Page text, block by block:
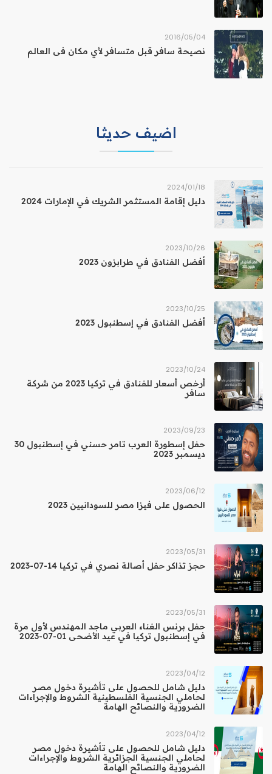
04‏/05‏/2016
نصيحة سافر قبل متسافر لأي مكان فى العالم
اضيف حديثا
18‏/01‏/2024
دليل إقامة المستثمر الشريك في الإمارات 2024
26‏/10‏/2023
أفضل الفنادق في طرابزون 2023
25‏/10‏/2023
أفضل الفنادق في إسطنبول 2023
24‏/10‏/2023
أرخص أسعار للفنادق في تركيا 2023 من شركة
سافر
23‏/09‏/2023
حفل إسطورة العرب تامر حسني في إسطنبول 30
ديسمبر 2023
12‏/06‏/2023
الحصول على فيزا مصر للسودانيين 2023
31‏/05‏/2023
حجز تذاكر حفل أصالة نصري في تركيا 14-07-2023
31‏/05‏/2023
حفل برنس الغناء العربي ماجد المهندس لأول مرة
في إسطنبول تركيا في عيد الأضحى 01-07-2023
12‏/04‏/2023
دليل شامل للحصول على تأشيرة دخول مصر
لحاملي الجنسية الفلسطينية الشروط والإجراءات
الضرورية والنصائح الهامة
12‏/04‏/2023
دليل شامل للحصول على تأشيرة دخول مصر
لحاملي الجنسية الجزائرية الشروط والإجراءات
الضرورية والنصائح الهامة